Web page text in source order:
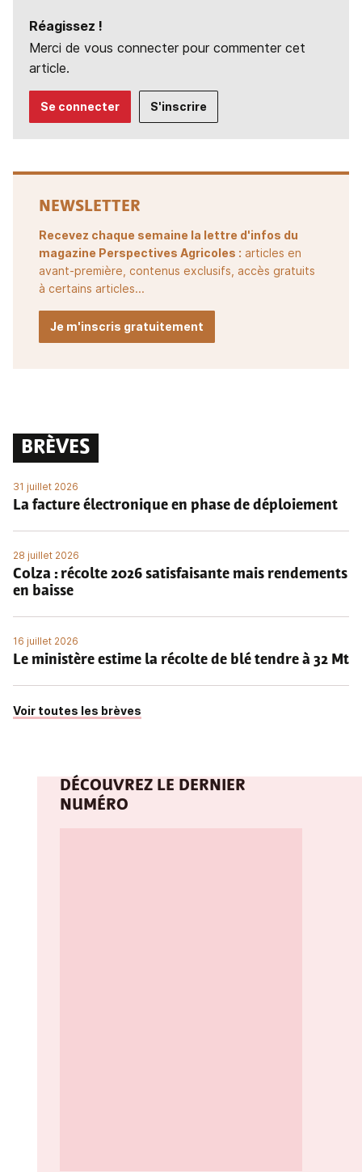
Réagissez !
Merci de vous connecter pour commenter cet
article.
Se connecter S'inscrire
NEWSLETTER
Recevez chaque semaine la lettre d'infos du
magazine Perspectives Agricoles : articles en
avant-première, contenus exclusifs, accès gratuits
à certains articles...
Je m'inscris gratuitement
BRÈVES
31 juillet 2026
La facture électronique en phase de déploiement
28 juillet 2026
Colza : récolte 2026 satisfaisante mais rendements
en baisse
16 juillet 2026
Le ministère estime la récolte de blé tendre à 32 Mt
Voir toutes les brèves
DÉCOUVREZ LE DERNIER
NUMÉRO